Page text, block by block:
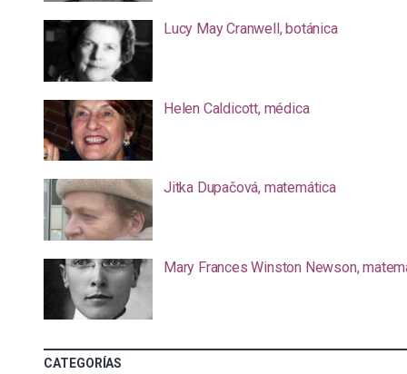
Lucy May Cranwell, botánica
Helen Caldicott, médica
Jitka Dupačová, matemática
Mary Frances Winston Newson,
CATEGORÍAS